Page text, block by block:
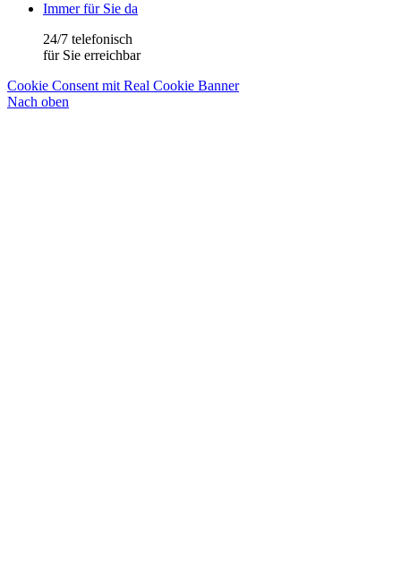
Immer für Sie da
24/7 telefonisch
für Sie erreichbar
Cookie Consent mit Real Cookie Banner
Nach oben